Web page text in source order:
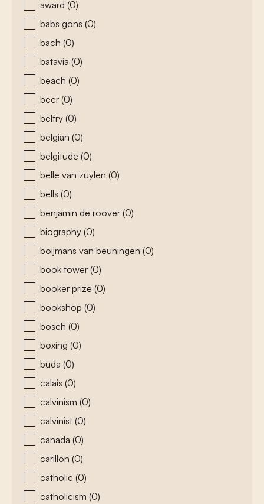
award (0)
babs gons (0)
bach (0)
batavia (0)
beach (0)
beer (0)
belfry (0)
belgian (0)
belgitude (0)
belle van zuylen (0)
bells (0)
benjamin de roover (0)
biography (0)
boijmans van beuningen (0)
book tower (0)
booker prize (0)
bookshop (0)
bosch (0)
boxing (0)
buda (0)
calais (0)
calvinism (0)
calvinist (0)
canada (0)
carillon (0)
catholic (0)
catholicism (0)